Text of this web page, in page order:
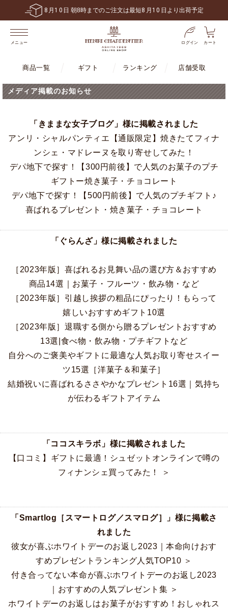
8 月 10 日 朝8時までのご注文は最短8 月 10 日より出荷予定
メニュー ログイン カート
商品一覧 ギフト ランキング 店舗受取
メディア掲載のお知らせ
「きままな女子ブログ」様に掲載されました
アンリ・シャルパンティエ【通販限定】焼きたてフィナ
ンシェ・マドレーヌを取り寄せしてみた！
デパ地下で探す！【300円前後】で人気のお菓子のプチ
ギフトー焼き菓子・チョコレート
デパ地下で探す！【500円前後】で人気のプチギフト♪
喜ばれるプレゼント・焼き菓子・チョコレート
「ぐらんざ」様に掲載されました
［2023年版］喜ばれるお見舞い品の選び方＆おすすめ
商品14選｜お菓子・フルーツ・飲み物・など
［2023年版］引越し挨拶の粗品にぴったり！もらって
嬉しいおすすめギフト10選
［2023年版］退職する側から贈るプレゼントおすすめ
13選|食べ物・飲み物・プチギフトなど
自分へのご褒美やギフトに最適な人気お取り寄せスイー
ツ15選［洋菓子＆和菓子］
結婚祝いに喜ばれるささやかなプレゼント16選｜気持ち
が伝わるギフトアイテム
「ココスキラボ」様に掲載されました
【口コミ】ギフトに最適！シュゼットオンラインで噂の
フィナンシェ買ってみた！ ＞
「Smartlog［スマートログ／スマログ］」様に掲載さ
れました
彼女が喜ぶホワイトデーのお返し2023｜本命向けおす
すめプレゼントランキング人気TOP10 ＞
付き合ってない本命が喜ぶホワイトデーのお返し2023
｜おすすめの人気プレゼント集 ＞
ホワイトデーのお返しはお菓子がおすすめ！おしゃれス